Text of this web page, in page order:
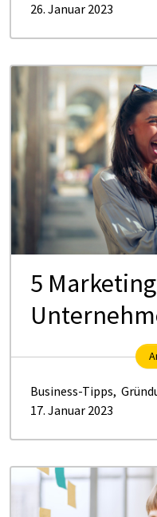
26. Januar 2023
5
Business-Tipps,
17. Januar 2023